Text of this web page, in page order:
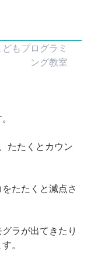
もプログラミ
ング教室
たたくとカウン
たたくと減点さ
ラが出てきたり
。